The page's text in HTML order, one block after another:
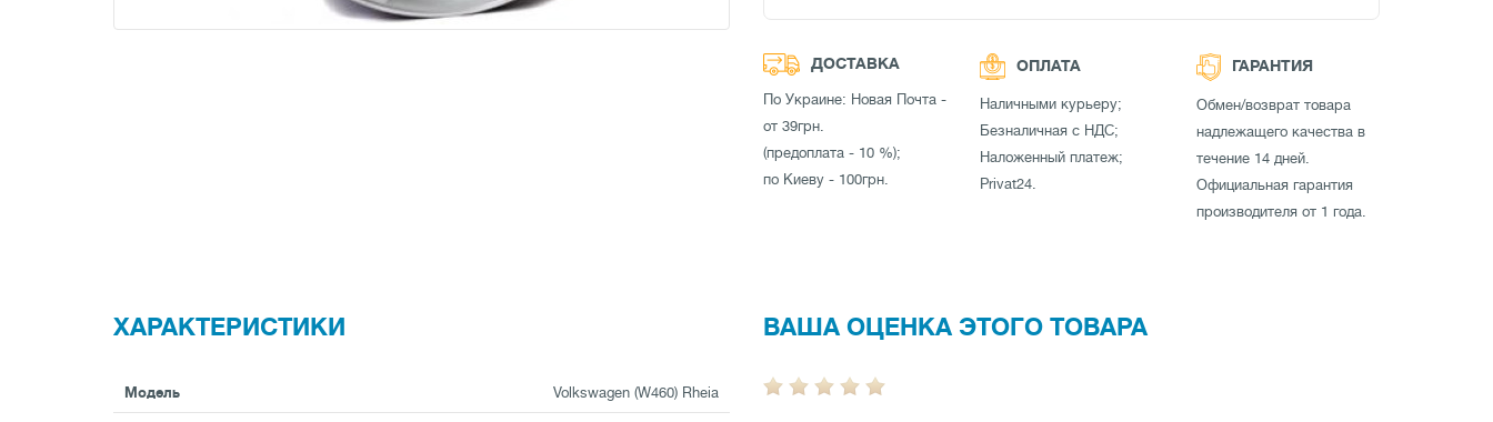
ДОСТАВКА
По Украине: Новая Почта -
от 39грн.
(предоплата - 10 %);
по Киеву - 100грн.
ОПЛАТА
Наличными курьеру;
Безналичная с НДС;
Наложенный платеж;
Privat24.
ГАРАНТИЯ
Обмен/возврат товара
надлежащего качества в
течение 14 дней.
Официальная гарантия
производителя от 1 года.
ХАРАКТЕРИСТИКИ
Модель Volkswagen (W460) Rheia
ВАША ОЦЕНКА ЭТОГО ТОВАРА